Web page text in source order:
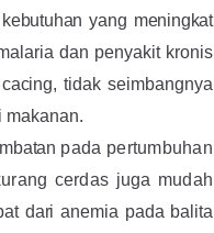
yang meningkat
dan penyakit kronis
tidak seimbangnya
makanan.
pada pertumbuhan
cerdas juga mudah
dari anemia pada balita